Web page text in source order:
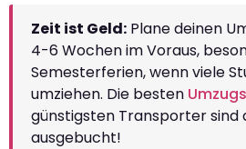
Zeit ist Geld: Plane deinen
4-6 Wochen im Voraus,
Semesterferien, wenn viele
umziehen. Die besten
günstigsten Transporter sind
ausgebucht!